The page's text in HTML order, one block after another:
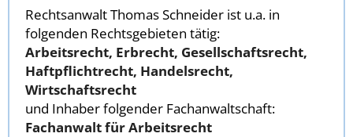
Rechtsanwalt Thomas Schneider ist u.a. in
folgenden Rechtsgebieten tätig:
Arbeitsrecht, Erbrecht, Gesellschaftsrecht,
Haftpflichtrecht, Handelsrecht,
Wirtschaftsrecht
und Inhaber folgender Fachanwaltschaft:
Fachanwalt für Arbeitsrecht